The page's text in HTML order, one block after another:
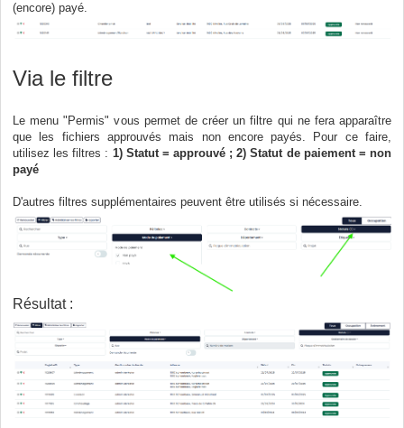
(encore) payé.
Via le filtre
Le menu "Permis" vous permet de créer un filtre qui ne fera apparaître
que les fichiers approuvés mais non encore payés. Pour ce faire,
utilisez les filtres : 1) Statut = approuvé ; 2) Statut de paiement = non
payé
D'autres filtres supplémentaires peuvent être utilisés si nécessaire.
Résultat :